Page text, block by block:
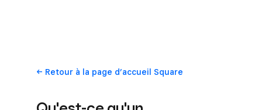
Retourà la page d’accueil Square